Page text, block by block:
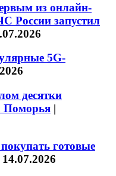
из онлайн-
России запустил
5G-
десятки
Поморья |
готовые
14.07.2026